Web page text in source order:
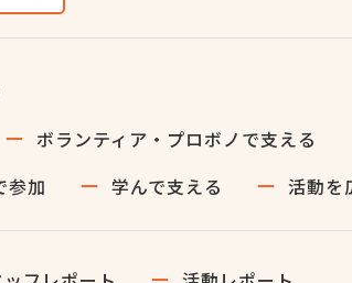
ボランティア・プロボノで支える
参加
学んで支える 活動を